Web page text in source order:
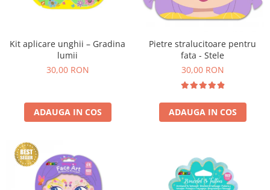
Kit aplicare unghii – Gradina
lumii
30,00 RON
ADAUGA IN COS
Pietre stralucitoare pentru
fata - Stele
30,00 RON
ADAUGA IN COS